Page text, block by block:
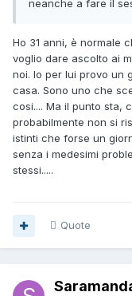
neanche a fare il
Ho 31 anni, è normale
voglio dare ascolto ai
noi. Io per lui provo un
casa. Sono uno che
cosi.... Ma il punto sta,
probabilmente non si
istinti che forse un
senza i medesimi
stessi.....
Quote